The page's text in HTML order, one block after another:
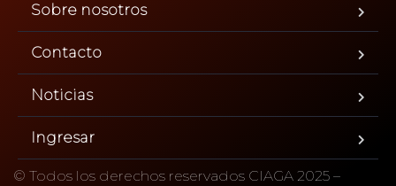
Sobre nosotros
Contacto
Noticias
Ingresar
© Todos los derechos reservados CIAGA 2025 –